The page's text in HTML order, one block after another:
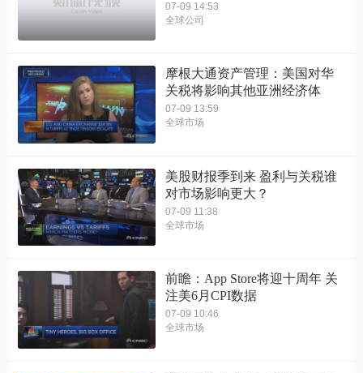
07-09 14:53
全球公司
摩根大通资产管理：美国对华
关税将影响其他亚洲经济体
07-09 13:59
全球市场
美股财报季到来 盈利与关税谁
对市场影响更大？
07-09 11:38
全球市场
前瞻：App Store将迎十周年 关
注美6月CPI数据
07-09 10:46
全球市场